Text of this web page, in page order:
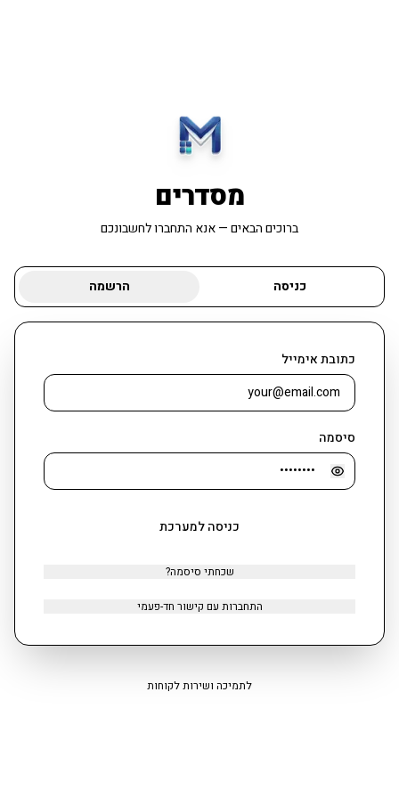
מסדרים
ברוכים הבאים — אנא התחברו לחשבונכם
כניסה הרשמה
כתובת אימייל
סיסמה
כניסה למערכת
שכחתי סיסמה?
התחברות עם קישור חד-פעמי
לתמיכה ושירות לקוחות
א-הקטנה 0 א+הגדלה